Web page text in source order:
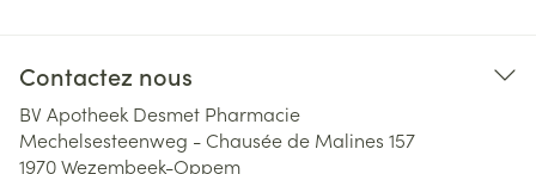
Contactez nous
BV Apotheek Desmet Pharmacie
Mechelsesteenweg - Chausée de Malines 157
1970Wezembeek-Oppem